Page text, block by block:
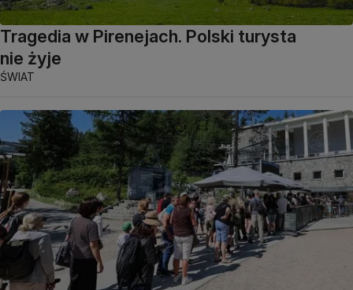
Tragedia w Pirenejach. Polski turysta
nie żyje
ŚWIAT